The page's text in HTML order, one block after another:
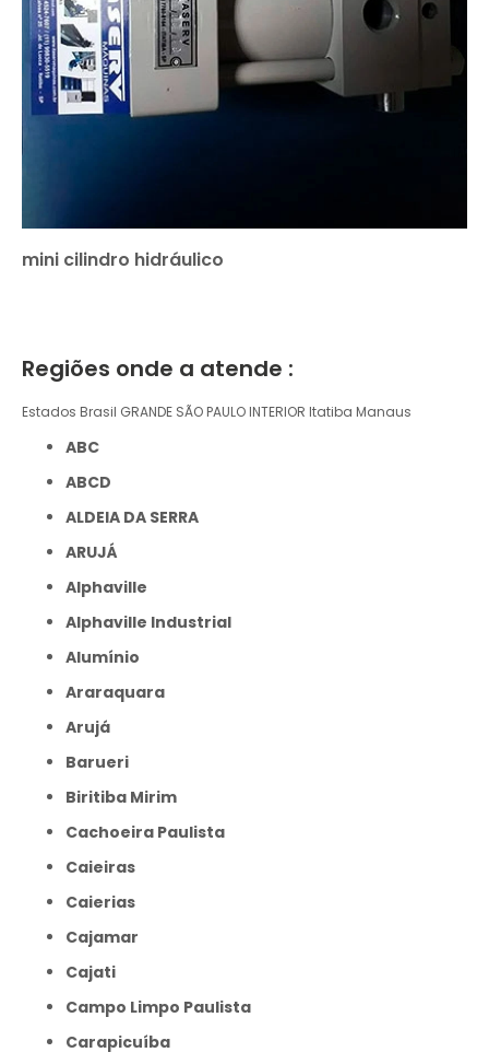
mini cilindro hidráulico
Regiões onde a atende :
Estados Brasil GRANDE SÃO PAULO INTERIOR Itatiba Manaus
ABC
ABCD
ALDEIA DA SERRA
ARUJÁ
Alphaville
Alphaville Industrial
Alumínio
Araraquara
Arujá
Barueri
Biritiba Mirim
Cachoeira Paulista
Caieiras
Caierias
Cajamar
Cajati
Campo Limpo Paulista
Carapicuíba